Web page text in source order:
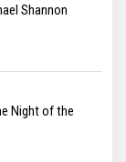
Shannon
Night of the